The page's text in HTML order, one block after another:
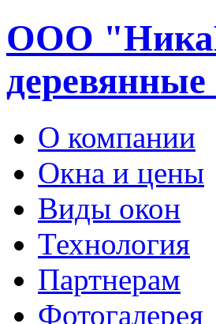
ООО
деревянные
О компании
Окна и цены
Виды окон
Технология
Партнерам
Фотогалерея